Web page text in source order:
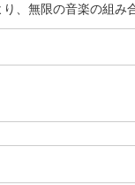
、無限の音楽の組み